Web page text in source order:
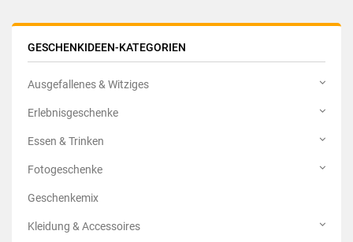
GESCHENKIDEEN-KATEGORIEN
Ausgefallenes & Witziges
Erlebnisgeschenke
Essen & Trinken
Fotogeschenke
Geschenkemix
Kleidung & Accessoires